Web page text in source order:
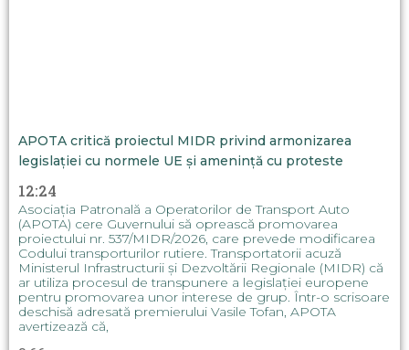
APOTA critică proiectul MIDR privind armonizarea
legislației cu normele UE și amenință cu proteste
12:24
Asociația Patronală a Operatorilor de Transport Auto
(APOTA) cere Guvernului să oprească promovarea
proiectului nr. 537/MIDR/2026, care prevede modificarea
Codului transporturilor rutiere. Transportatorii acuză
Ministerul Infrastructurii și Dezvoltării Regionale (MIDR) că
ar utiliza procesul de transpunere a legislației europene
pentru promovarea unor interese de grup. Într-o scrisoare
deschisă adresată premierului Vasile Tofan, APOTA
avertizează că,